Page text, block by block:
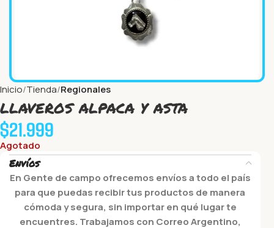
Inicio Tienda Regionales
llaveros alpaca y asta
$21.999
Agotado
Envíos
En Gente de campo ofrecemos envíos a todo el país
para que puedas recibir tus productos de manera
cómoda y segura, sin importar en qué lugar te
encuentres. Trabajamos con Correo Argentino,